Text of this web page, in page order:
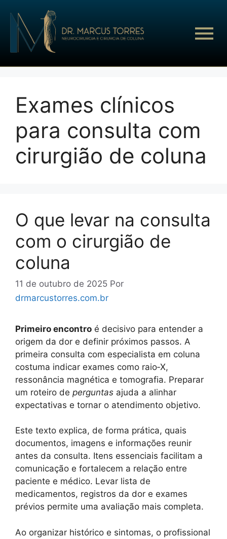
Exames clínicos
para consulta com
cirurgião de coluna
O que levar na consulta
com o cirurgião de
coluna
11 de outubro de 2025 Por
drmarcustorres.com.br
Primeiro encontro é decisivo para entender a
origem da dor e definir próximos passos. A
primeira consulta com especialista em coluna
costuma indicar exames como raio‑X,
ressonância magnética e tomografia. Preparar
um roteiro de perguntas ajuda a alinhar
expectativas e tornar o atendimento objetivo.
Este texto explica, de forma prática, quais
documentos, imagens e informações reunir
antes da consulta. Itens essenciais facilitam a
comunicação e fortalecem a relação entre
paciente e médico. Levar lista de
medicamentos, registros da dor e exames
prévios permite uma avaliação mais completa.
Ao organizar histórico e sintomas, o profissional